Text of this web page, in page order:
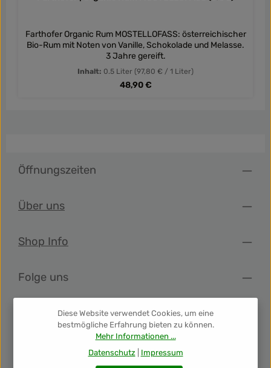
Farthofer Organic Rum MOSTELLOFASS: österreichischer
Bio-Rum mit Noten von Vanille, Schokolade und Melasse.
3 Jahre gereift.
Inhalt: 0.5 Liter (97,80 € / 1 Liter)
Regulärer Preis:
48,90 €
Öffnungszeiten
Über uns
Shop Info
Folge uns
Newsletter
Unsere Auszeichnungen
Diese Website verwendet Cookies, um eine
bestmögliche Erfahrung bieten zu können.
Mehr Informationen ...
Datenschutz
Impressum